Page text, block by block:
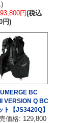
円(税込
円)
BC
VERSION Q BC
ト【JS3420Q】
価格: 129,800